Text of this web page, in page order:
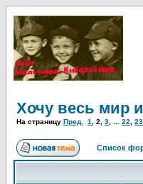
Хочу весь мир
На страницу Пред. 1 2 3 22 23
Список